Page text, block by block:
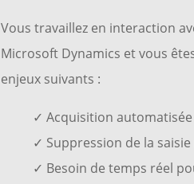
Vous travaillez en interaction
Microsoft Dynamics et vous
enjeux suivants :
✓ Acquisition
✓ Suppression de la
✓ Besoin de temps réel